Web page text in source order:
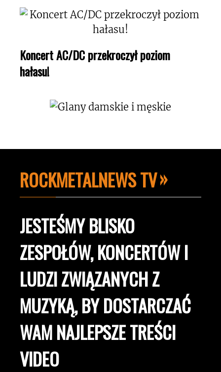
Koncert AC/DC przekroczył poziom
hałasu!
ROCKMETALNEWS TV
JESTEŚMY BLISKO
ZESPOŁÓW, KONCERTÓW I
LUDZI ZWIĄZANYCH Z
MUZYKĄ, BY DOSTARCZAĆ
WAM NAJLEPSZE TREŚCI
VIDEO